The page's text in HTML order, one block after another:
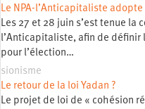
Le NPA-l’Anticapitaliste
Les 27 et 28 juin s’est tenue la
l’Anticapitaliste, afin de définir
pour l’élection…
sionisme
Le retour de la loi Yadan ?
Le projet de loi de « cohésion